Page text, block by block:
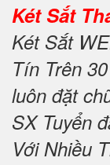
Két Sắt
Két Sắt
Tín Trên
luôn đặt
SX Tuyển
Với Nhiều